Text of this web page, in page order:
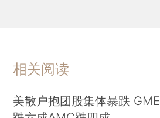
相关阅读
美散户抱团股集体暴跌 GME